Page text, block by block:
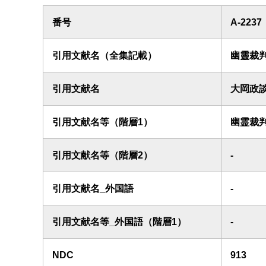
番号 A-2237
引用文献名（全集記載） 幽靈裁判
引用文献名 大岡政
引用文献名等（階層1） 幽霊裁判
引用文献名等（階層2） -
引用文献名_外国語 -
引用文献名等_外国語（階層1） -
NDC 913